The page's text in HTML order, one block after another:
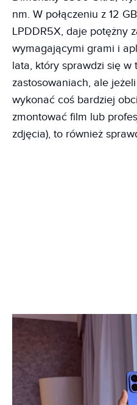
nm. W połączeniu z 12
LPDDR5X, daje potężny
wymagającymi grami i
lata, który sprawdzi się w
zastosowaniach, ale
wykonać coś bardziej
zmontować film lub
zdjęcia), to również